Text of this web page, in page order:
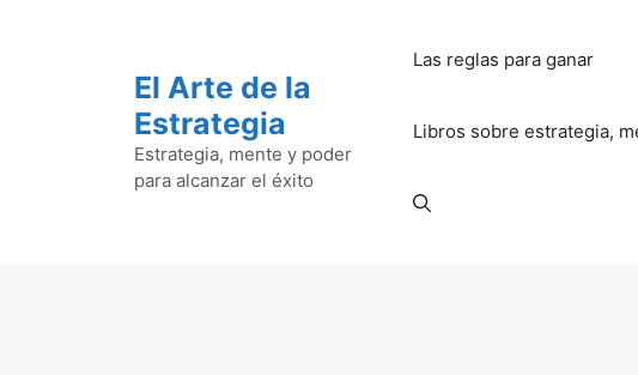
El Arte de la
Estrategia
Estrategia, mente y poder
para alcanzar el éxito
Las reglas para ganar
Libros sobre estrategia,